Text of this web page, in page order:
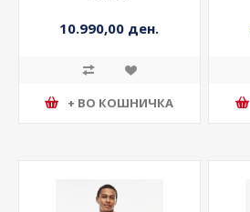
10.990,00 ден.
+ ВО КОШНИЧКА